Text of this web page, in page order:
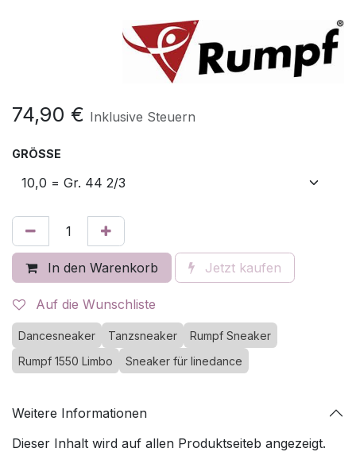
74,90 € Inklusive Steuern
GRÖSSE
In den Warenkorb Jetzt kaufen
Auf die Wunschliste
Dancesneaker Tanzsneaker
Rumpf Sneaker
Rumpf 1550 Limbo
Sneaker für linedance
Weitere Informationen
Dieser Inhalt wird auf allen Produktseiteb angezeigt.